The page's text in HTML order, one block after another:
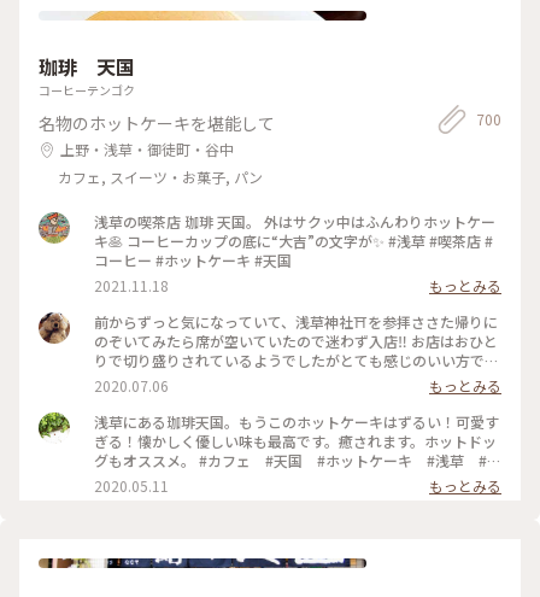
珈琲 天国
コーヒーテンゴク
名物のホットケーキを堪能して
上野・浅草・御徒町・谷中
カフェ, スイーツ・お菓子, パン
700
浅草の喫茶店 珈琲 天国。 外はサクッ中はふんわりホットケー
キ🥞 コーヒーカップの底に“大吉”の文字が✨ #浅草 #喫茶店 #
コーヒー #ホットケーキ #天国
2021.11.18
もっとみる
前からずっと気になっていて、浅草神社⛩を参拝ささた帰りに
のぞいてみたら席が空いていたので迷わず入店‼️ お店はおひと
りで切り盛りされているようでしたがとても感じのいい方で、
ホットケーキ🥞は昔ながらの素朴なかんじがコーヒー☕️によく
合って美味しかった😆💕
2020.07.06
もっとみる
浅草にある珈琲天国。もうこのホットケーキはずるい！可愛す
ぎる！懐かしく優しい味も最高です。癒されます。ホットドッ
グもオススメ。 #カフェ #天国 #ホットケーキ #浅草 #東
京
2020.05.11 もっとみる